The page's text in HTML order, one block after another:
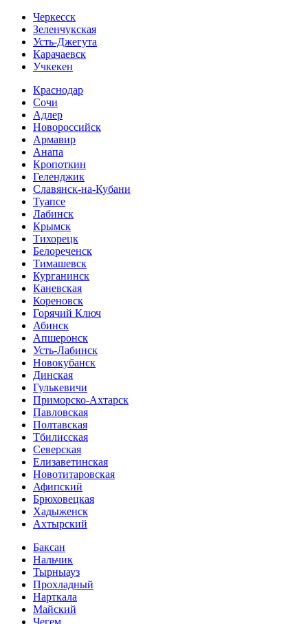
Черкесск
Зеленчукская
Усть-Джегута
Карачаевск
Учкекен
Краснодар
Сочи
Адлер
Новороссийск
Армавир
Анапа
Кропоткин
Геленджик
Славянск-на-Кубани
Туапсе
Лабинск
Крымск
Тихорецк
Белореченск
Тимашевск
Курганинск
Каневская
Кореновск
Горячий Ключ
Абинск
Апшеронск
Усть-Лабинск
Новокубанск
Динская
Гулькевичи
Приморско-Ахтарск
Павловская
Полтавская
Тбилисская
Северская
Елизаветинская
Новотитаровская
Афипский
Брюховецкая
Хадыженск
Ахтырский
Баксан
Нальчик
Тырныауз
Прохладный
Нарткала
Майский
Чегем